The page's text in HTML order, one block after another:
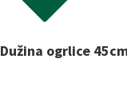
Dužina ogrlice